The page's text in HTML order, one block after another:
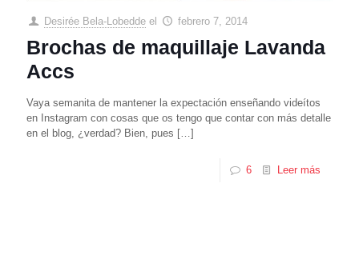
Desirée Bela-Lobedde el febrero 7, 2014
Brochas de maquillaje Lavanda
Accs
Vaya semanita de mantener la expectación enseñando videítos
en Instagram con cosas que os tengo que contar con más detalle
en el blog, ¿verdad? Bien, pues […]
6 Leer más